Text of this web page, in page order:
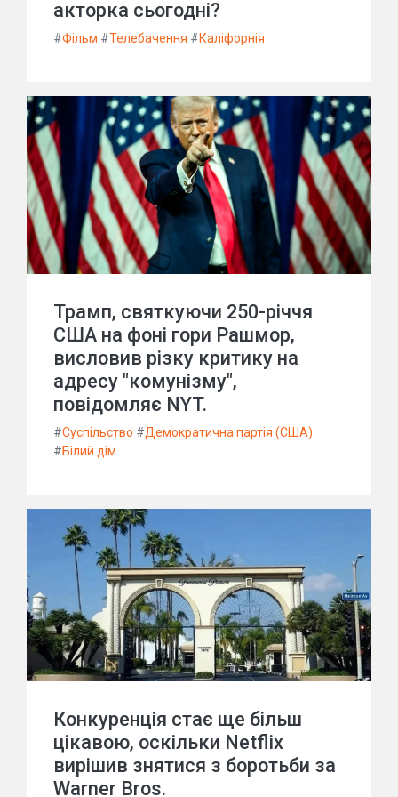
акторка сьогодні?
#Фільм #Телебачення #Каліфорнія
Трамп, святкуючи 250-річчя
США на фоні гори Рашмор,
висловив різку критику на
адресу "комунізму",
повідомляє NYT.
#Суспільство #Демократична партія (США)
#Білий дім
Конкуренція стає ще більш
цікавою, оскільки Netflix
вирішив знятися з боротьби за
Warner Bros.